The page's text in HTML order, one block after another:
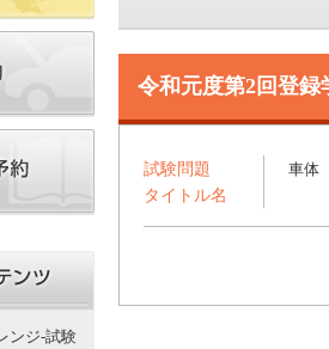
令和元度第2回登録
試験問題
タイトル名
車体
ンジ-試験